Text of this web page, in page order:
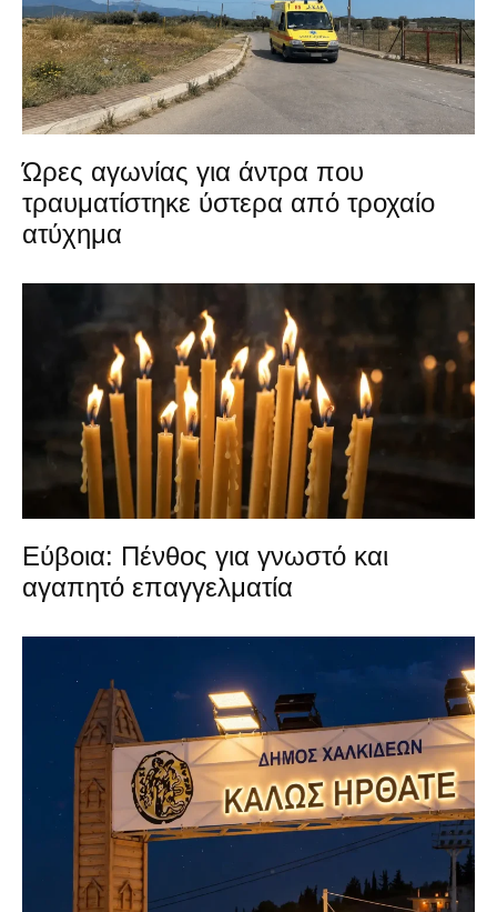
Ώρες αγωνίας για άντρα που
τραυματίστηκε ύστερα από τροχαίο
ατύχημα
Εύβοια: Πένθος για γνωστό και
αγαπητό επαγγελματία